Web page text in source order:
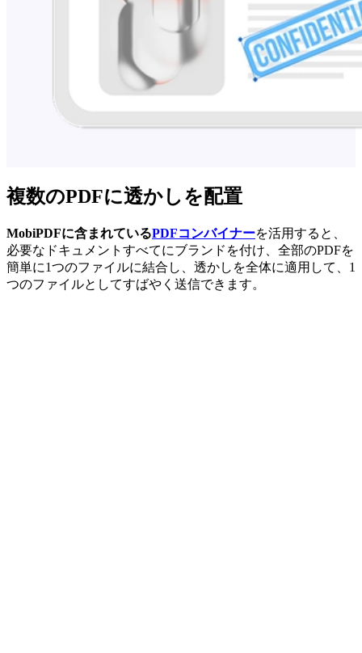
複数のPDFに透かしを配置
MobiPDFに含まれているPDFコンバイナーを活用すると、
必要なドキュメントすべてにブランドを付け、全部のPDFを
簡単に1つのファイルに結合し、透かしを全体に適用して、1
つのファイルとしてすばやく送信できます。